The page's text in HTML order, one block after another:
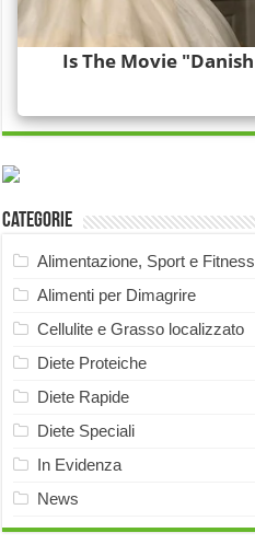
Categorie
Alimentazione, Sport e Fitness
Alimenti per Dimagrire
Cellulite e Grasso localizzato
Diete Proteiche
Diete Rapide
Diete Speciali
In Evidenza
News